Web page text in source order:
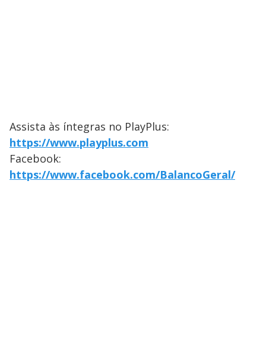
Assista às íntegras no PlayPlus:
https://www.playplus.com
Facebook:
https://www.facebook.com/BalancoGeral/